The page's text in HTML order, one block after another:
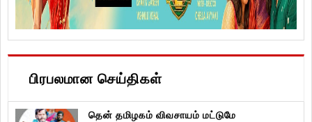
பிரபலமான செய்திகள்
தென் தமிழகம் விவசாயம் மட்டுமே